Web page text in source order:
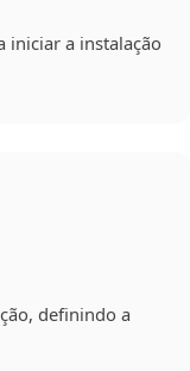
iniciar a instalação
definindo a